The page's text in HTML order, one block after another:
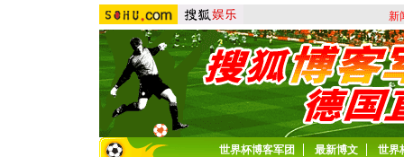
新
世界杯博客军团 最新博文 世界